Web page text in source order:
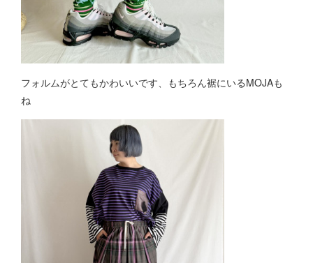
フォルムがとてもかわいいです、もちろん裾にいるMOJAも
ね